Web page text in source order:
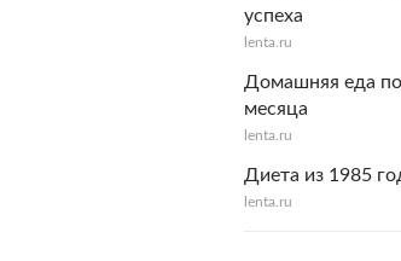
успеха
lenta.ru
Домашняя еда
месяца
lenta.ru
Диета из 1985
lenta.ru